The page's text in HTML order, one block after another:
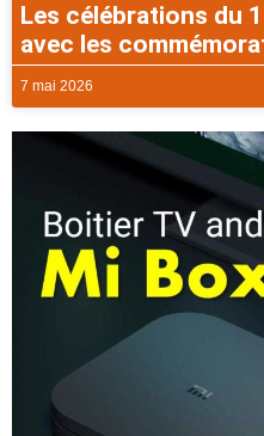
Les célébrations du
avec les
7 mai 2026